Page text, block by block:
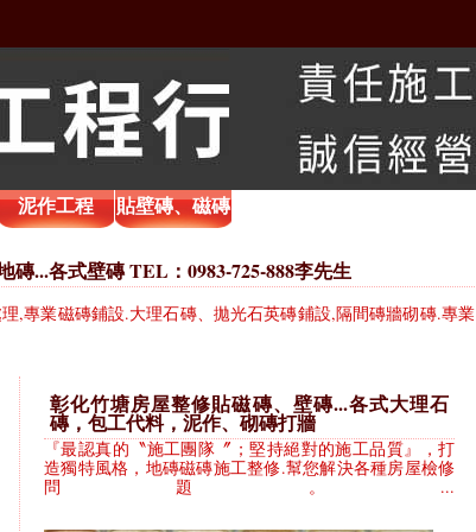
泥作工程 貼壁磚、磁磚
磚...各式壁磚 TEL：0983-725-888李先生
,專業磁磚鋪設.大理石磚、拋光石英磚鋪設,隔間磚牆砌磚.專業
彰化竹塘房屋整修貼磁磚、壁磚...各式大理石
磚，包工代料，泥作、砌磚打牆
『最認真的〝施工團隊〞；堅持絕對的施工品質』，打
造獨特風格，地磚磁磚施工整修.幫您解決各種房屋檢修
問題。...